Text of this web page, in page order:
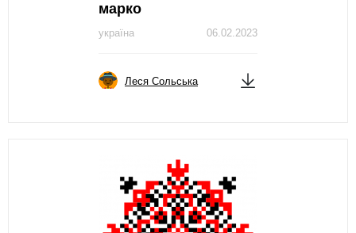
марко
06.02.2023
україна
Леся Сольська